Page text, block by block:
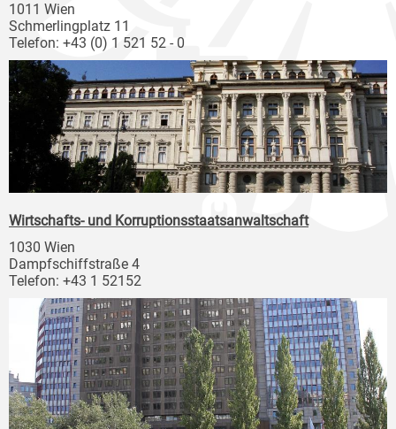
1011 Wien
Schmerlingplatz 11
Telefon: +43 (0) 1 521 52 - 0
Wirtschafts- und Korruptionsstaatsanwaltschaft
1030 Wien
Dampfschiffstraße 4
Telefon: +43 1 52152